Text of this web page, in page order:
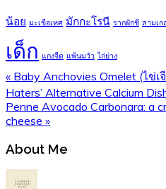
น้อย มะเขือเทศ มักกะโรนี รากผักชี สามเก
เด็ก แกงจืด แพ้นมวัว ไก่ย่าง
Previous
Post:
« Baby Anchovies Omelet (ไข่
Haters’ Alternative Calcium
Next
Post:
Penne Avocado Carbonara: a
cheese »
Primary
Sidebar
About Me